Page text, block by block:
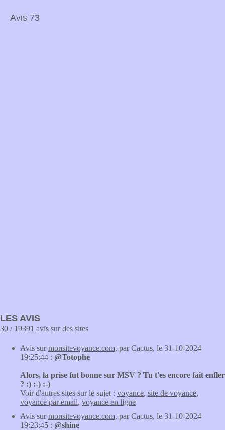
Avis 73
LES AVIS
30 / 19391 avis sur des sites
Avis surmonsitevoyance.com, par Cactus, le 31-10-2024
19:25:44 : @Totophe
Alors, la prise fut bonne sur MSV ? Tu t'es encore fait enfler
? :) :-) :-)
Voir d'autres sites sur le sujet : voyance, site de voyance,
voyance par email, voyance en ligne
Avis surmonsitevoyance.com, par Cactus, le 31-10-2024
19:23:45 : @shine